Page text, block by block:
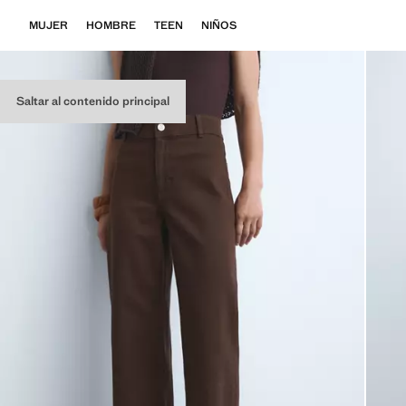
Saltar al contenido principal
MUJER HOMBRE TEEN NIÑOS